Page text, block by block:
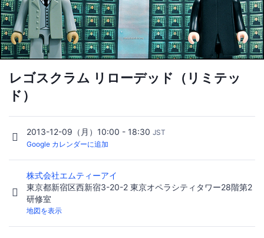
レゴスクラム リローデッド（リミテッ
ド）
2013-12-09（月）10:00 - 18:30 JST
Google カレンダーに追加
株式会社エムティーアイ
東京都新宿区西新宿3-20-2 東京オペラシティタワー28階第2
研修室
地図を表示